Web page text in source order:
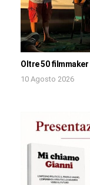
Oltre 50
10 Agosto 2026